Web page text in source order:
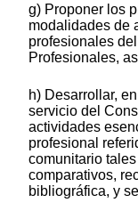
g) Proponer los
modalidades de
profesionales
Profesionales,
h) Desarrollar,
servicio del
actividades
profesional
comunitario
comparativos,
bibliográfica, y